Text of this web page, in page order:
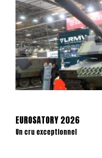
EUROSATORY 2026
Un cru exceptionnel